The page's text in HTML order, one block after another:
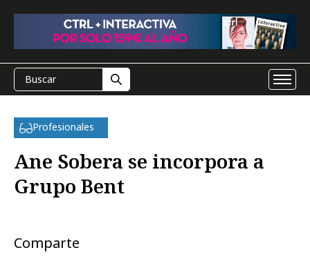
Profesionales
Ane Sobera se incorpora a
Grupo Bent
Comparte